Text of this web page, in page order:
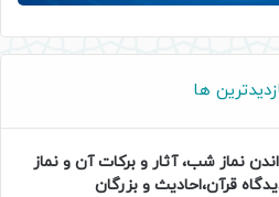
ها
نماز شب، آثار و برکات آن و نماز
قرآن،احادیث و بزرگان